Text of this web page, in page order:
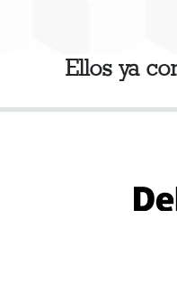
Ellos ya